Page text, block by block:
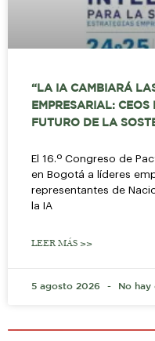
“LA IA CAMBIARÁ
EMPRESARIAL:
FUTURO DE LA
El 16.º Congreso de
en Bogotá a líderes
representantes de
la IA
LEER MÁS >>
5 agosto 2026 No hay